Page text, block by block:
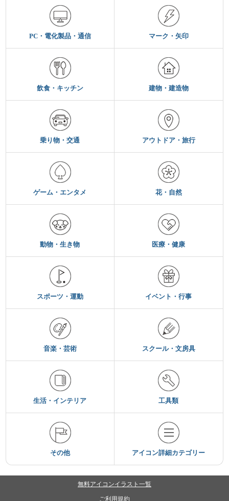
PC・電化製品・通信 マーク・矢印
飲食・キッチン 建物・建造物
乗り物・交通 アウトドア・旅行
ゲーム・エンタメ 花・自然
動物・生き物 医療・健康
スポーツ・運動 イベント・行事
音楽・芸術 スクール・文房具
生活・インテリア 工具類
その他 アイコン詳細カテゴリー
無料アイコンイラスト一覧
ご利用規約